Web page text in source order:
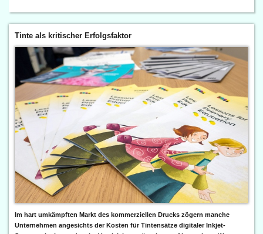
Tinte als kritischer Erfolgsfaktor
Im hart umkämpften Markt des kommerziellen Drucks zögern manche
Unternehmen angesichts der Kosten für Tintensätze digitaler Inkjet-